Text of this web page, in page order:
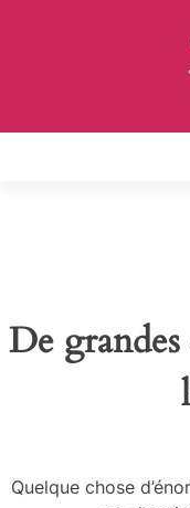
De
Quelque chose